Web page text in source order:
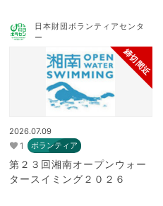
日本財団ボランティアセンタ
ー
締切間近
2026.07.09
1 ボランティア
第２３回湘南オープンウォー
タースイミング２０２６